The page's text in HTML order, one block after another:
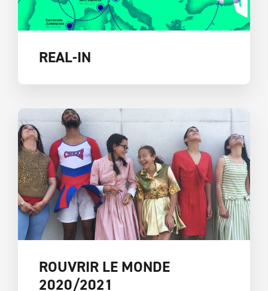
REAL-IN
ROUVRIR LE MONDE
2020/2021